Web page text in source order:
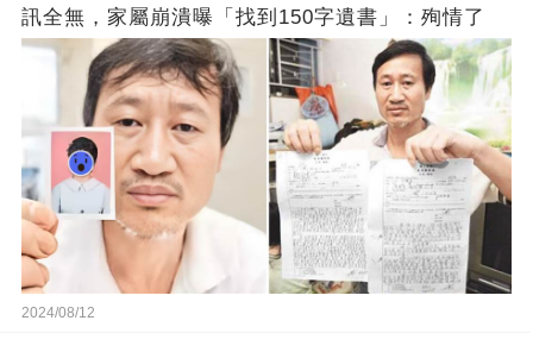
訊全無，家屬崩潰曝「找到150字遺書」：殉情了
2024/08/12